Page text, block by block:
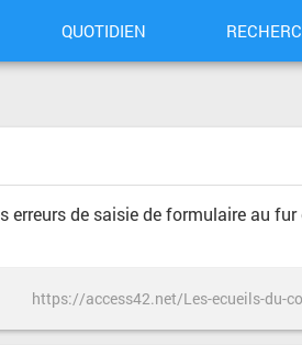
QUOTIDIEN
de saisie de formulaire au